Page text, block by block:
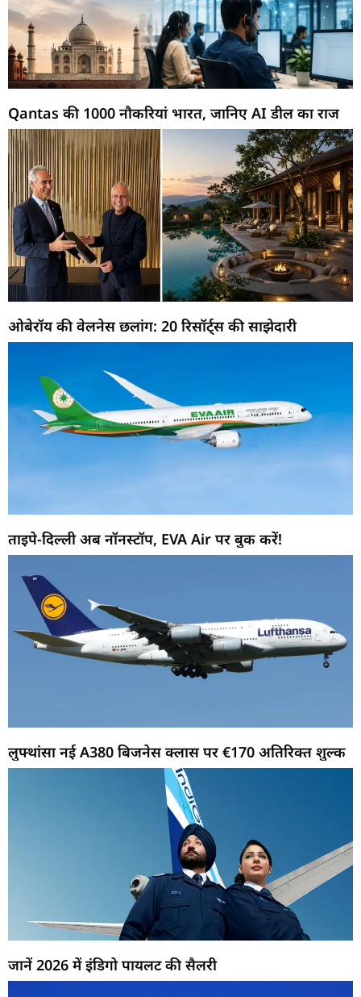
Qantas की 1000 नौकरियां भारत, जानिए AI डील का राज
ओबेरॉय की वेलनेस छलांग: 20 रिसॉर्ट्स की साझेदारी
ताइपे-दिल्ली अब नॉनस्टॉप, EVA Air पर बुक करें!
लुफ्थांसा नई A380 बिजनेस क्लास पर €170 अतिरिक्त शुल्क
जानें 2026 में इंडिगो पायलट की सैलरी